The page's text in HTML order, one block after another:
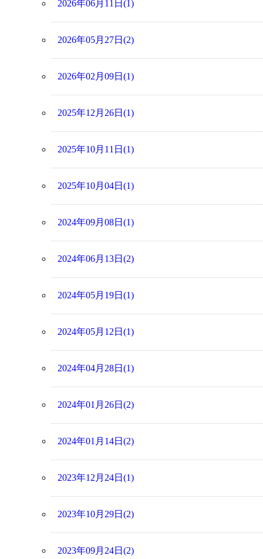
2026年06月11日(1)
2026年05月27日(2)
2026年02月09日(1)
2025年12月26日(1)
2025年10月11日(1)
2025年10月04日(1)
2024年09月08日(1)
2024年06月13日(2)
2024年05月19日(1)
2024年05月12日(1)
2024年04月28日(1)
2024年01月26日(2)
2024年01月14日(2)
2023年12月24日(1)
2023年10月29日(2)
2023年09月24日(2)